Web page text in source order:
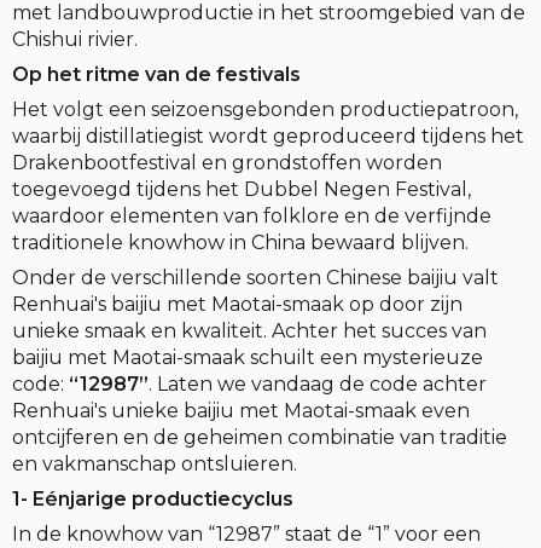
met landbouwproductie in het stroomgebied van de
Chishui rivier.
Op het ritme van de festivals
Het volgt een seizoensgebonden productiepatroon,
waarbij distillatiegist wordt geproduceerd tijdens het
Drakenbootfestival en grondstoffen worden
toegevoegd tijdens het Dubbel Negen Festival,
waardoor elementen van folklore en de verfijnde
traditionele knowhow in China bewaard blijven.
Onder de verschillende soorten Chinese baijiu valt
Renhuai's baijiu met Maotai-smaak op door zijn
unieke smaak en kwaliteit. Achter het succes van
baijiu met Maotai-smaak schuilt een mysterieuze
code: “12987”. Laten we vandaag de code achter
Renhuai's unieke baijiu met Maotai-smaak even
ontcijferen en de geheimen combinatie van traditie
en vakmanschap ontsluieren.
1- Eénjarige productiecyclus
In de knowhow van “12987” staat de “1” voor een